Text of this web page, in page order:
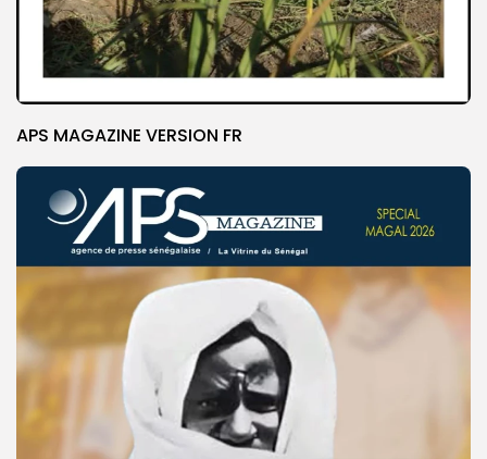
APS MAGAZINE VERSION FR